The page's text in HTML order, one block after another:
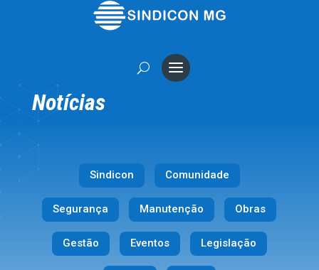
Notícias
Sindicon Comunidade
Segurança Manutenção Obras
Gestão Eventos Legislação